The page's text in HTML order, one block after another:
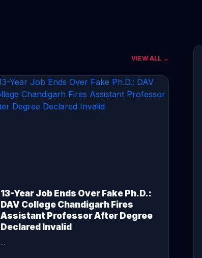
VIEW ALL →
13-Year Job Ends Over Fake Ph.D.:
DAV College Chandigarh Fires
Assistant Professor After Degree
Declared Invalid
...